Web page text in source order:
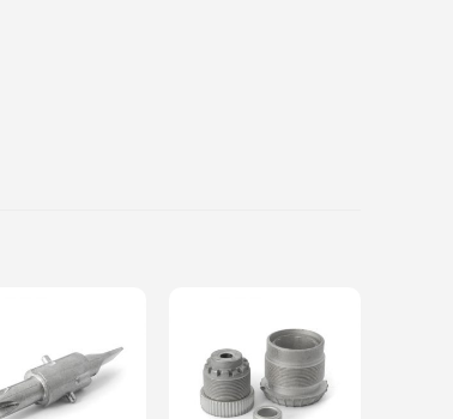
Add to
wishlist
Add to
wishlist